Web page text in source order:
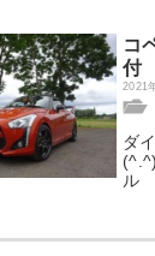
コ
付
2021
ダ
ル